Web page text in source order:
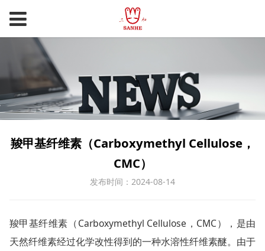
羧甲基纤维素（Carboxymethyl Cellulose，
CMC）
发布时间：2024-08-14
羧甲基纤维素（Carboxymethyl Cellulose，CMC），是由
天然纤维素经过化学改性得到的一种水溶性纤维素醚。由于